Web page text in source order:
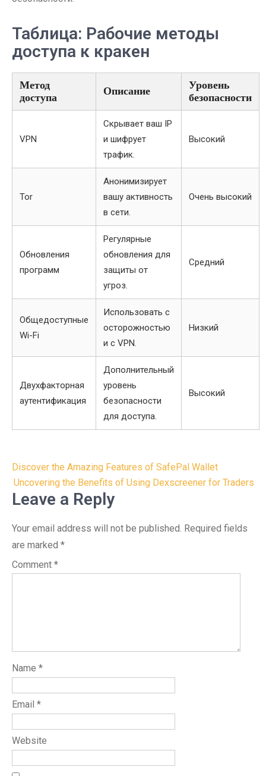
Таблица: Рабочие методы
доступа к кракен
Метод
доступа
Описание
Уровень
безопасности
VPN
Скрывает ваш IP
и шифрует
трафик.
Высокий
Tor
Анонимизирует
вашу активность
в сети.
Очень высокий
Обновления
программ
Регулярные
обновления для
защиты от
угроз.
Средний
Общедоступные
Wi-Fi
Использовать с
осторожностью
и с VPN.
Низкий
Двухфакторная
аутентификация
Дополнительный
уровень
безопасности
для доступа.
Высокий
Post
navigation
Discover the Amazing Features of SafePal Wallet
Uncovering the Benefits of Using Dexscreener for Traders
Leave a Reply
Your email address will not be published. Required fields
are marked *
Comment *
Name *
Email *
Website